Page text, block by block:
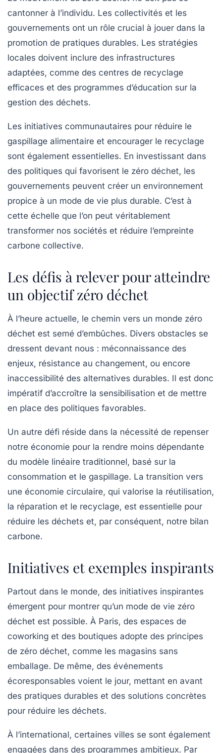
cantonner à l’individu. Les collectivités et les
gouvernements ont un rôle crucial à jouer dans la
promotion de pratiques durables. Les stratégies
locales doivent inclure des infrastructures
adaptées, comme des centres de recyclage
efficaces et des programmes d’éducation sur la
gestion des déchets.
Les initiatives communautaires pour réduire le
gaspillage alimentaire et encourager le recyclage
sont également essentielles. En investissant dans
des politiques qui favorisent le zéro déchet, les
gouvernements peuvent créer un environnement
propice à un mode de vie plus durable. C’est à
cette échelle que l’on peut véritablement
transformer nos sociétés et réduire l’empreinte
carbone collective.
Les défis à relever pour atteindre
un objectif zéro déchet
À l’heure actuelle, le chemin vers un monde zéro
déchet est semé d’embûches. Divers obstacles se
dressent devant nous : méconnaissance des
enjeux, résistance au changement, ou encore
inaccessibilité des alternatives durables. Il est donc
impératif d’accroître la sensibilisation et de mettre
en place des politiques favorables.
Un autre défi réside dans la nécessité de repenser
notre économie pour la rendre moins dépendante
du modèle linéaire traditionnel, basé sur la
consommation et le gaspillage. La transition vers
une économie circulaire, qui valorise la réutilisation,
la réparation et le recyclage, est essentielle pour
réduire les déchets et, par conséquent, notre bilan
carbone.
Initiatives et exemples inspirants
Partout dans le monde, des initiatives inspirantes
émergent pour montrer qu’un mode de vie zéro
déchet est possible. À Paris, des espaces de
coworking et des boutiques adopte des principes
de zéro déchet, comme les magasins sans
emballage. De même, des événements
écoresponsables voient le jour, mettant en avant
des pratiques durables et des solutions concrètes
pour réduire les déchets.
À l’international, certaines villes se sont également
engagées dans des programmes ambitieux. Par